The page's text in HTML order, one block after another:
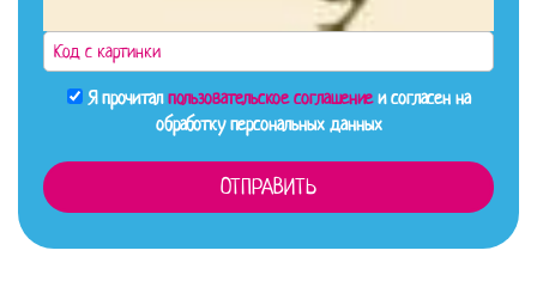
Я прочиталпользовательское соглашениеи согласен на
обработку персональных данных